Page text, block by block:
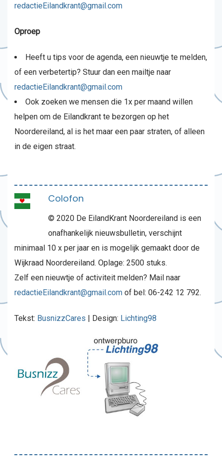
redactieEilandkrant@gmail.com
Oproep
Heeft u tips voor de agenda, een nieuwtje te melden,
of een verbetertip? Stuur dan een mailtje naar
redactieEilandkrant@gmail.com
Ook zoeken we mensen die 1x per maand willen
helpen om de Eilandkrant te bezorgen op het
Noordereiland, al is het maar een paar straten, of alleen
in de eigen straat.
Colofon
© 2020 De EilandKrant Noordereiland is een
onafhankelijk nieuwsbulletin, verschijnt
minimaal 10 x per jaar en is mogelijk gemaakt door de
Wijkraad Noordereiland. Oplage: 2500 stuks.
Zelf een nieuwtje of activiteit melden? Mail naar
redactieEilandkrant@gmail.com of bel: 06-242 12 792.
Tekst: BusnizzCares | Design: Lichting98